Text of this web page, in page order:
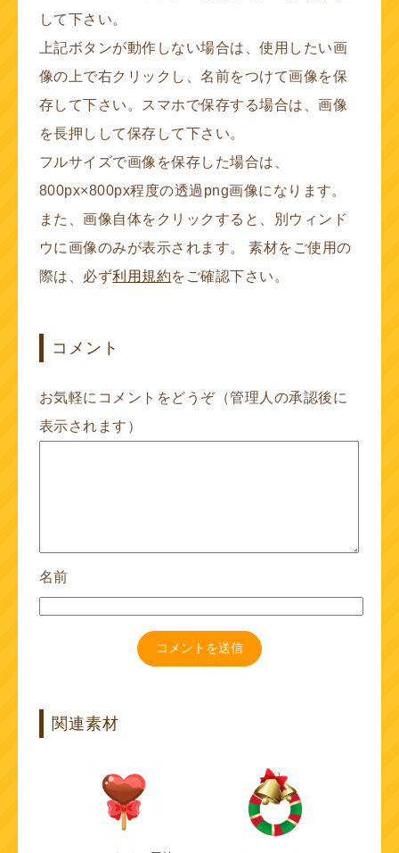
して下さい。
上記ボタンが動作しない場合は、使用したい画
像の上で右クリックし、名前をつけて画像を保
存して下さい。スマホで保存する場合は、画像
を長押しして保存して下さい。
フルサイズで画像を保存した場合は、
800px×800px程度の透過png画像になります。
また、画像自体をクリックすると、別ウィンド
ウに画像のみが表示されます。 素材をご使用の
際は、必ず利用規約をご確認下さい。
コメント
お気軽にコメントをどうぞ（管理人の承認後に
表示されます）
名前
関連素材